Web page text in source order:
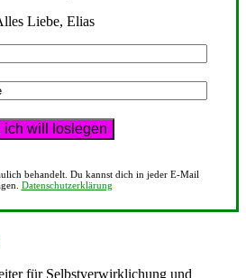
Liebe, Elias
behandelt. Du kannst dich in jeder E-Mail
Datenschutzerklärung
für Selbstverwirklichung und